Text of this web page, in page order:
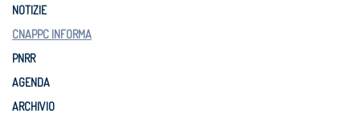
NOTIZIE
CNAPPC INFORMA
PNRR
AGENDA
ARCHIVIO